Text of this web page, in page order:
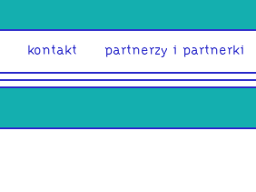
kontakt partnerzy i partnerki